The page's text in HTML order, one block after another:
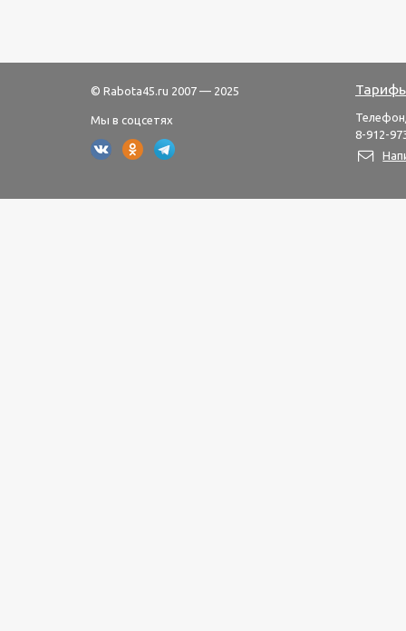
© Rabota45.ru 2007 — 2025
Мы в соцсетях
8-912-